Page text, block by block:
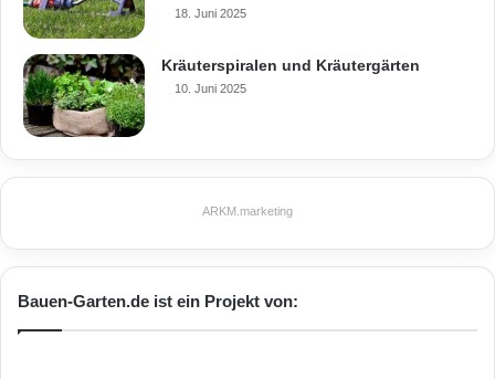
18. Juni 2025
Kräuterspiralen und Kräutergärten
10. Juni 2025
ARKM.marketing
Bauen-Garten.de ist ein Projekt von: